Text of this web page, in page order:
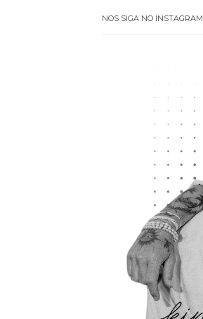
NOS SIGA NO INSTAGRAM